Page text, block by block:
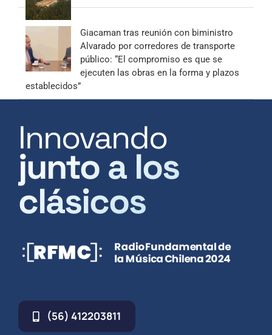
Giacaman tras reunión con biministro
Alvarado por corredores de transporte
público: “El compromiso es que se
ejecuten las obras en la forma y plazos
establecidos”
Innovando
junto a los
clásicos
(56) 412203811